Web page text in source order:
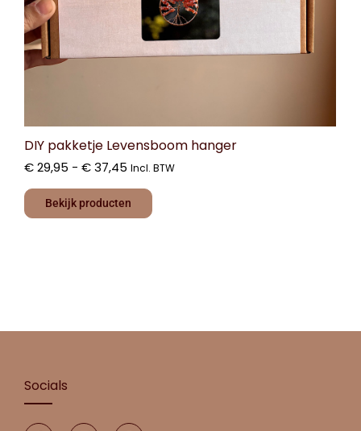
DIY pakketje Levensboom hanger
€29,95 - €37,45 Incl. BTW
Bekijk producten
Socials